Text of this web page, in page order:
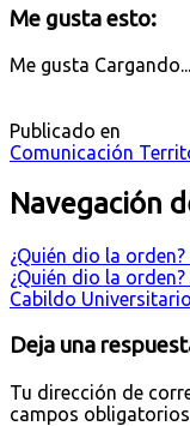
Me gusta esto:
Me gusta Cargando...
Publicado en
Comunicación
Navegación
¿Quién dio la
¿Quién dio la
Cabildo
Deja una
Tu dirección de
campos